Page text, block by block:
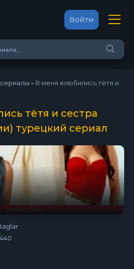
Войти
» В меня влюбились тётя и сестра (2025)
тётя и сестра
турецкий сериал
Завершён